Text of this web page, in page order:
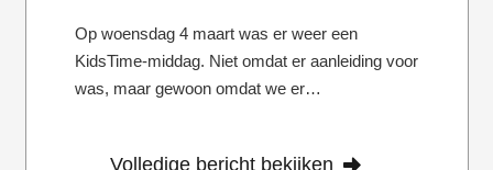
Op woensdag 4 maart was er weer een
KidsTime-middag. Niet omdat er aanleiding voor
was, maar gewoon omdat we er…
Volledige bericht bekijken